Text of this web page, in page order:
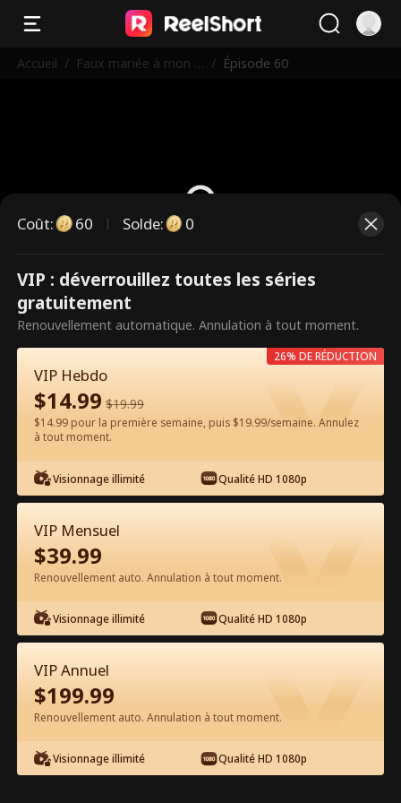
Accueil / Faux mariée à mon P / Épisode 60
Ce sont des épisodes payants.
Débloquez pour regarder.
Regarder gratuitement sur l'App
Épisode 60 - Faux mariée à mon PDG
milliardaire Film complet
0-49 50-93 Tous les épisodes
Coût: 60 Solde: 0
VIP : déverrouillez toutes les séries
gratuitement
Renouvellement automatique. Annulation à tout moment.
VIP Hebdo
$14.99 $19.99
$14.99 pour la première semaine, puis $19.99/semaine. Annulez
à tout moment.
Visionnage illimité Qualité HD 1080p
26% DE RÉDUCTION
VIP Mensuel
$39.99
Renouvellement auto. Annulation à tout moment.
Visionnage illimité Qualité HD 1080p
VIP Annuel
$199.99
Renouvellement auto. Annulation à tout moment.
Visionnage illimité Qualité HD 1080p